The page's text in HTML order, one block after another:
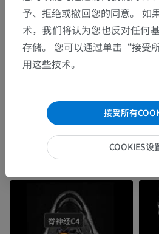
Drake, R.L., Vogl, A.W., and Mitchell,
nd Neck’, in Gray’s anatomy for
one Elsevier, Philadelphia PA 19103,
Zhang J, Tsuzuki N, Hirabayashi S, Saiki
la Pa 1976). 2003 Jul 1;28(13):1379-84
图片集
予、拒绝或撤回您的同意。 如
术，我们将认为您也反对任何
存储。 您可以通过单击“接受
用这些技术。
接受所有
COOKIES设